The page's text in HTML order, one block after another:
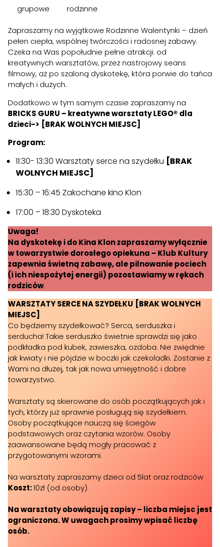
grupowe rodzinne
Zapraszamy na wyjątkowe Rodzinne Walentynki – dzień
pełen ciepła, wspólnej twórczości i radosnej zabawy.
Czeka na Was popołudnie pełne atrakcji: od
kreatywnych warsztatów, przez nastrojowy seans
filmowy, aż po szaloną dyskotekę, która porwie do tańca
małych i dużych.
Dodatkowo w tym samym czasie zapraszamy na
BRICKS GURU – kreatywne warsztaty LEGO® dla
dzieci-> [BRAK WOLNYCH MIEJSC]
Program:
11:30- 13:30 Warsztaty serce na szydełku [BRAK
WOLNYCH MIEJSC]
15:30 – 16:45 Zakochane kino Klon
17:00 – 18:30 Dyskoteka
Uwaga!
Na dyskotekę i do Kina Klon zapraszamy wyłącznie
w towarzystwie dorosłego opiekuna – Klub Kultury
zapewnia świetną zabawę, ale pilnowanie pociech
(i ich niespożytej energii) pozostawiamy w rękach
rodziców.
WARSZTATY SERCE NA SZYDEŁKU [BRAK WOLNYCH
MIEJSC]
Co będziemy szydełkować? Serca, serduszka i
serducha! Takie serduszko świetnie sprawdzi się jako
podkładka pod kubek, zawieszka, ozdoba. Nie zwiędnie
jak kwiaty i nie pójdzie w boczki jak czekoladki. Zostanie z
Wami na dłużej, tak jak nowa umiejętność i dobre
towarzystwo.
Warsztaty są skierowane do osób początkujących jak i
tych, którzy już sprawnie posługują się szydełkiem.
Osoby początkujące nauczą się ściegów
podstawowych oraz czytania wzorów. Osoby
zaawansowane będą mogły pracować z
przygotowanymi wzorami.
Na warsztaty zapraszamy dzieci od 5lat oraz rodziców
Koszt:10zł (od osoby)
Na warsztaty obowiązują zapisy – liczba miejsc jest
ograniczona. W uwagach prosimy wpisać liczbę
osób.